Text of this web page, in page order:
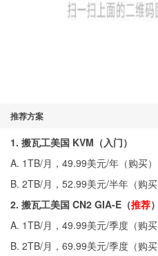
推荐方案
1. 搬瓦工美国 KVM（入门）
A. 1TB/月，49.99美元/年（购买）
B. 2TB/月，52.99美元/半年（购买
2. 搬瓦工美国 CN2 GIA-E（推荐）
A. 1TB/月，49.99美元/季度（购买
B. 2TB/月，69.99美元/季度（购买